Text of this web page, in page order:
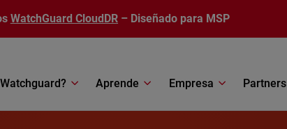
WatchGuard CloudDR – Diseñado para MSP
Aprende Empresa Partners